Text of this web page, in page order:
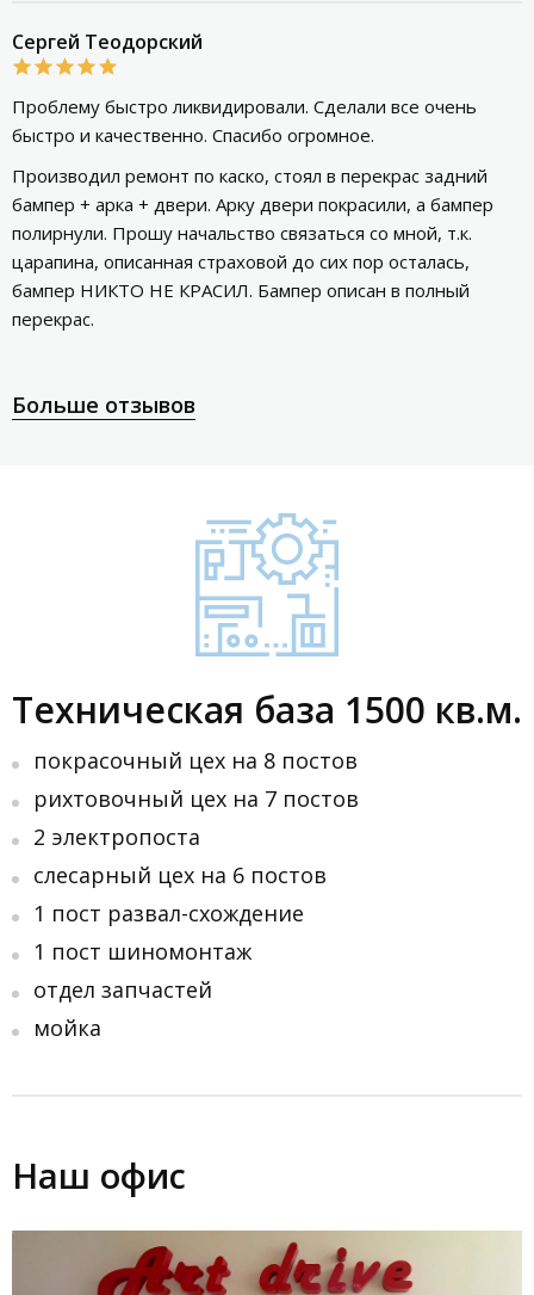
Сергей Теодорский
Проблему быстро ликвидировали. Сделали все очень
быстро и качественно. Спасибо огромное.
Производил ремонт по каско, стоял в перекрас задний
бампер + арка + двери. Арку двери покрасили, а бампер
полирнули. Прошу начальство связаться со мной, т.к.
царапина, описанная страховой до сих пор осталась,
бампер НИКТО НЕ КРАСИЛ. Бампер описан в полный
перекрас.
Больше отзывов
Техническая база 1500 кв.м.
покрасочный цех на 8 постов
рихтовочный цех на 7 постов
2 электропоста
слесарный цех на 6 постов
1 пост развал-схождение
1 пост шиномонтаж
отдел запчастей
мойка
Наш офис